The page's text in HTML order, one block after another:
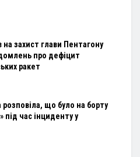
на захист глави Пентагону
про дефіцит
ракет
розповіла, що було на борту
під час інциденту у